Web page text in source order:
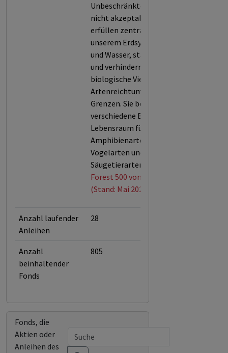
Unbeschränkte Entwaldung ist
nicht akzeptabel, denn Wälder
erfüllen zentrale Funktionen in
unserem Erdsystem: Sie filtern Luft
und Wasser, stabilisieren das Klima
und verhindern Erosion. Ihre
biologische Vielfalt und ihr
Artenreichtum kennen keine
Grenzen. Sie beherbergen 60.000
verschiedene Baumarten und sind
Lebensraum für 80 % der
Amphibienarten, 75 % der
Vogelarten und 68 % der
Säugetierarten.
Forest 500 von Global Canopy
(Stand: Mai 2026)
Anzahl laufender
Anleihen
28
Anzahl
beinhaltender
Fonds
805
Fonds, die
Aktien oder
Anleihen des